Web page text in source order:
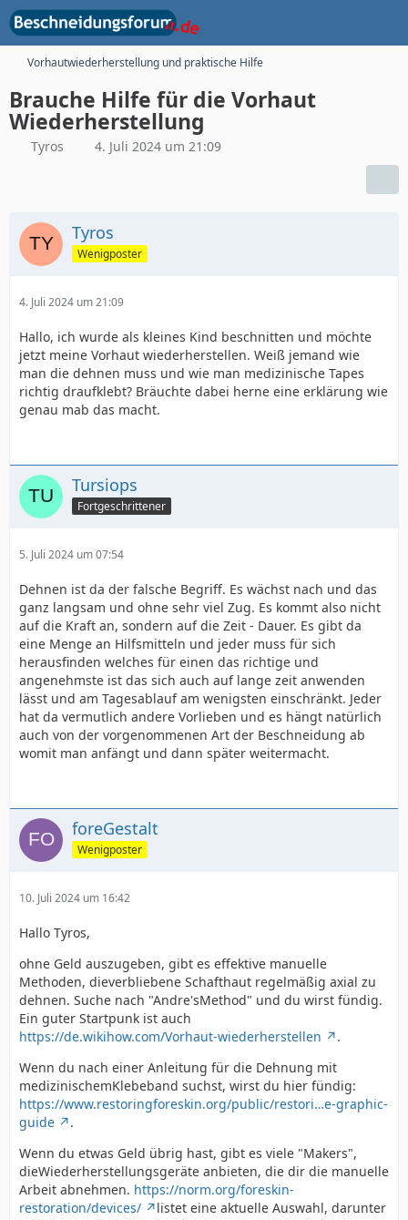
Vorhautwiederherstellung und praktische Hilfe
Brauche Hilfe für die Vorhaut
Wiederherstellung
Tyros 4. Juli 2024 um 21:09
Tyros
Wenigposter
4. Juli 2024 um 21:09
Hallo, ich wurde als kleines Kind beschnitten und möchte
jetzt meine Vorhaut wiederherstellen. Weiß jemand wie
man die dehnen muss und wie man medizinische Tapes
richtig draufklebt? Bräuchte dabei herne eine erklärung wie
genau mab das macht.
Tursiops
Fortgeschrittener
5. Juli 2024 um 07:54
Dehnen ist da der falsche Begriff. Es wächst nach und das
ganz langsam und ohne sehr viel Zug. Es kommt also nicht
auf die Kraft an, sondern auf die Zeit - Dauer. Es gibt da
eine Menge an Hilfsmitteln und jeder muss für sich
herausfinden welches für einen das richtige und
angenehmste ist das sich auch auf lange zeit anwenden
lässt und am Tagesablauf am wenigsten einschränkt. Jeder
hat da vermutlich andere Vorlieben und es hängt natürlich
auch von der vorgenommenen Art der Beschneidung ab
womit man anfängt und dann später weitermacht.
foreGestalt
Wenigposter
10. Juli 2024 um 16:42
Hallo Tyros,
ohne Geld auszugeben, gibt es effektive manuelle
Methoden, dieverbliebene Schafthaut regelmäßig axial zu
dehnen. Suche nach "Andre'sMethod" und du wirst fündig.
Ein guter Startpunk ist auch
https://de.wikihow.com/Vorhaut-wiederherstellen
.
Wenn du nach einer Anleitung für die Dehnung mit
medizinischemKlebeband suchst, wirst du hier fündig:
https://www.restoringforeskin.org/public/restori…e-graphic-
guide
.
Wenn du etwas Geld übrig hast, gibt es viele "Makers",
dieWiederherstellungsgeräte anbieten, die dir die manuelle
Arbeit abnehmen. https://norm.org/foreskin-
restoration/devices/
listet eine aktuelle Auswahl, darunter